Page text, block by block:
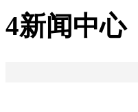
4新闻中心